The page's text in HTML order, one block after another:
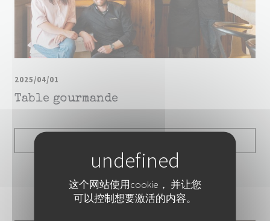
这个网站使用cookie， 并让您
可以控制想要激活的内容。
Table gourmande
2025/04/01